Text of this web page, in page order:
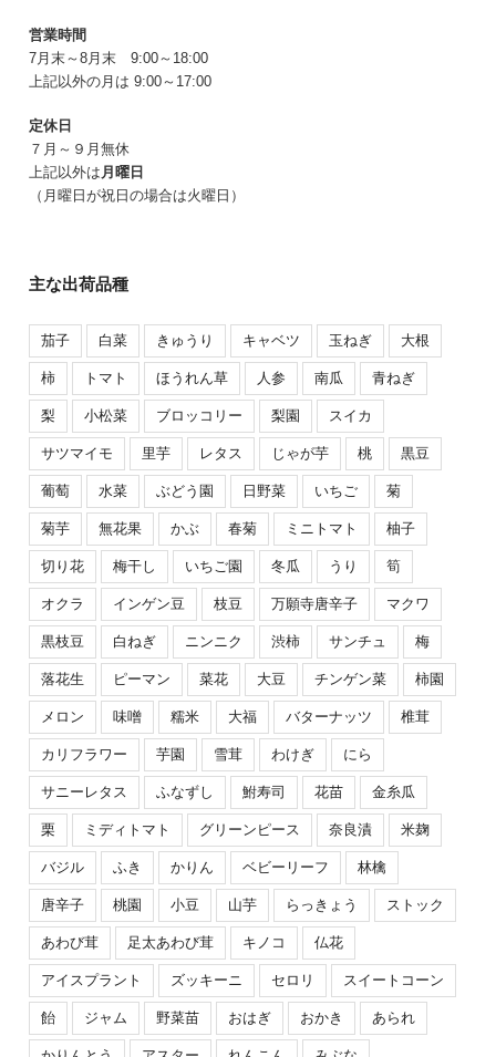
営業時間
7月末～8月末 9:00～18:00
上記以外の月は 9:00～17:00
定休日
７月～９月無休
上記以外は 月曜日
（月曜日が祝日の場合は火曜日）
主な出荷品種
茄子 白菜 きゅうり キャベツ 玉ねぎ 大根
柿 トマト ほうれん草 人参 南瓜 青ねぎ
梨 小松菜 ブロッコリー 梨園 スイカ
サツマイモ 里芋 レタス じゃが芋 桃 黒豆
葡萄 水菜 ぶどう園 日野菜 いちご 菊
菊芋 無花果 かぶ 春菊 ミニトマト 柚子
切り花 梅干し いちご園 冬瓜 うり 筍
オクラ インゲン豆 枝豆 万願寺唐辛子 マクワ
黒枝豆 白ねぎ ニンニク 渋柿 サンチュ 梅
落花生 ピーマン 菜花 大豆 チンゲン菜 柿園
メロン 味噌 糯米 大福 バターナッツ 椎茸
カリフラワー 芋園 雪茸 わけぎ にら
サニーレタス ふなずし 鮒寿司 花苗 金糸瓜
栗 ミディトマト グリーンピース 奈良漬 米麹
バジル ふき かりん ベビーリーフ 林檎
唐辛子 桃園 小豆 山芋 らっきょう ストック
あわび茸 足太あわび茸 キノコ 仏花
アイスプラント ズッキーニ セロリ スイートコーン
飴 ジャム 野菜苗 おはぎ おかき あられ